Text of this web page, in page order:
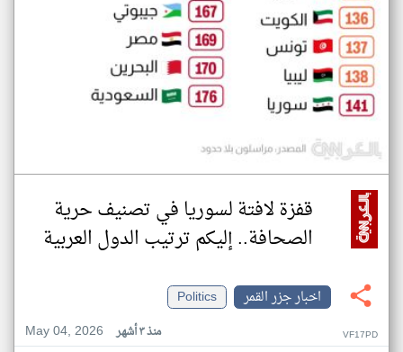
قفزة لافتة لسوريا في تصنيف حرية
الصحافة.. إليكم ترتيب الدول العربية
اخبار جزر القمر
Politics
May 04, 2026
منذ ٣ أشهر VF17PD